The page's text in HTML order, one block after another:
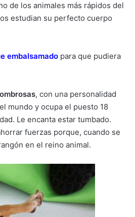
de los animales más rápidos del
estudian su perfecto cuerpo
embalsamado para que pudiera
, con una personalidad
mundo y ocupa el puesto 18
Le encanta estar tumbado.
fuerzas porque, cuando se
en el reino animal.